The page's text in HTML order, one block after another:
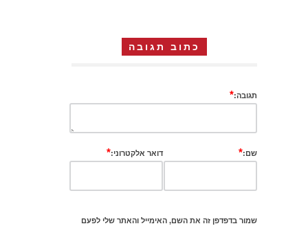
כתוב תגובה
תגובה:*
שם:* דואר אלקטרוני:*
שמור בדפדפן זה את השם, האימייל והאתר שלי לפעם